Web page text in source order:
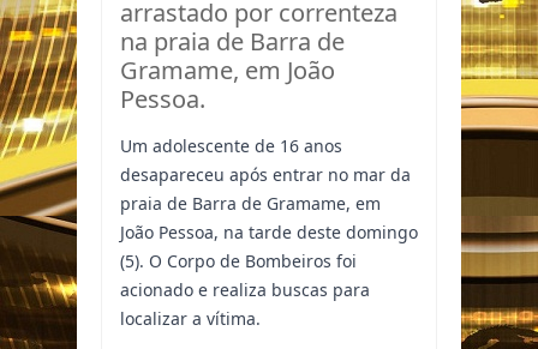
arrastado por correnteza
na praia de Barra de
Gramame, em João
Pessoa.
Um adolescente de 16 anos
desapareceu após entrar no mar da
praia de Barra de Gramame, em
João Pessoa, na tarde deste domingo
(5). O Corpo de Bombeiros foi
acionado e realiza buscas para
localizar a vítima.